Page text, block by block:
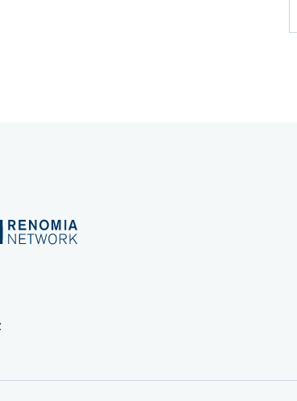
rozpoznatelné. Přitom stačí
chyba při výběru přepravce a